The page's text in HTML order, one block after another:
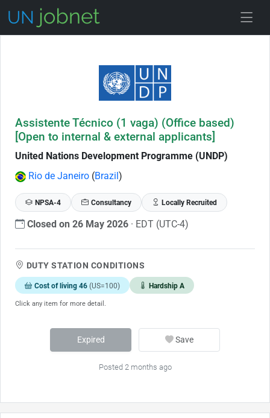
Assistente Técnico (1 vaga) (Office based)
[Open to internal & external applicants]
United Nations Development Programme (UNDP)
Rio de Janeiro (Brazil )
NPSA-4 Consultancy Locally Recruited
Closed on 26 May 2026 · EDT (UTC-4)
DUTY STATION CONDITIONS
Cost of living 46 (US=100) Hardship A
Click any item for more detail.
Expired Save
Posted 2 months ago